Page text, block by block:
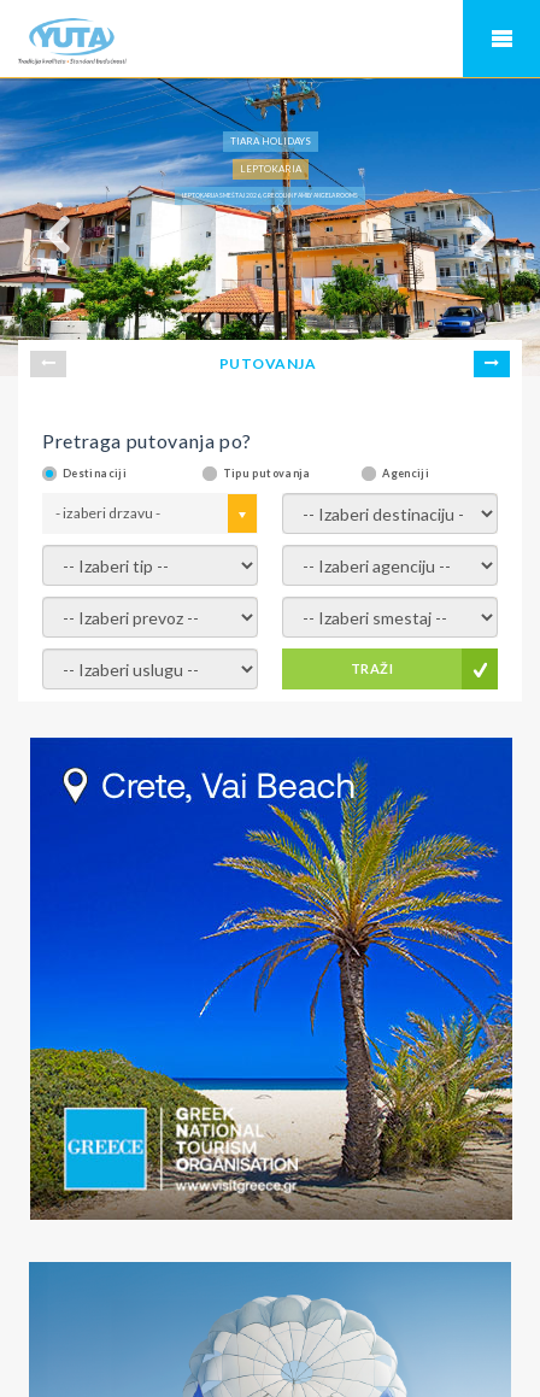
TIARA HOLIDAYS
LEPTOKARIA
LEPTOKARIJA SMEŠTAJ 2026, GRECOLNN FAMILY ANGELA ROOMS
PUTOVANJA
Pretraga putovanja po?
Destinaciji Tipu putovanja Agenciji
- izaberi drzavu - - izaberi destinaciju -
- izaberi tip - - izaberi agenciju -
- izaberi prevoz - - Izaberite smestaj -
- Izaberite uslugu - TRAŽI